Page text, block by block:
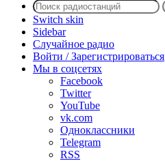
Switch skin
Sidebar
Случайное радио
Войти / Зарегистрироваться
Мы в соцсетях
Facebook
Twitter
YouTube
vk.com
Одноклассники
Telegram
RSS